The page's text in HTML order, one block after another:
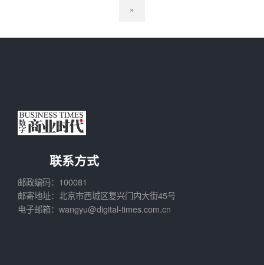
»
联系方式
邮政编码：100081
邮寄地址：北京市西城区复兴门内大街45号
电子邮箱：wangyu@digital-times.com.cn